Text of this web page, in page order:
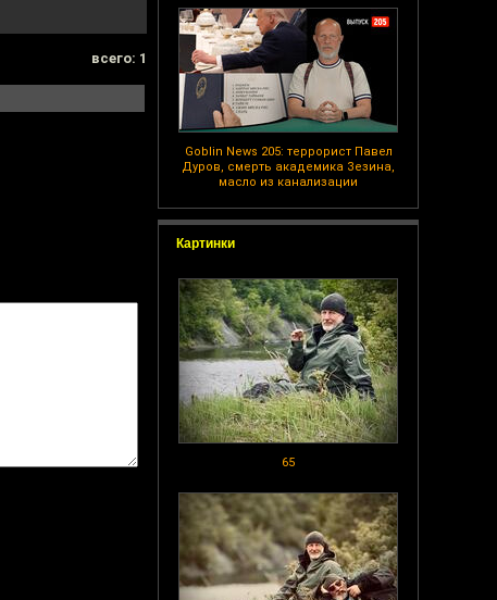
Goblin News 205: террорист Павел
Дуров, смерть академика Зезина,
масло из канализации
Картинки
65
всего: 1